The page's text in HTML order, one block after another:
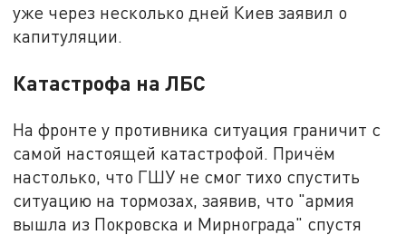
уже через несколько дней Киев заявил о
капитуляции.
Катастрофа на ЛБС
На фронте у противника ситуация граничит с
самой настоящей катастрофой. Причём
настолько, что ГШУ не смог тихо спустить
ситуацию на тормозах, заявив, что "армия
вышла из Покровска и Мирнограда" спустя